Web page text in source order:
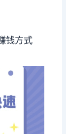
钱方式